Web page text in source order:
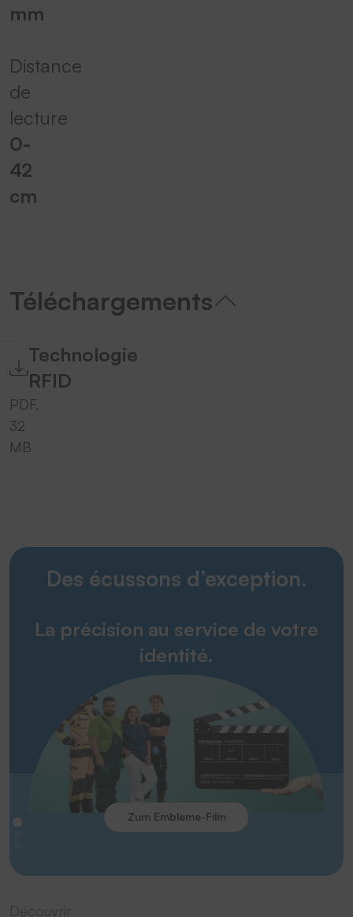
mm
Distance
de
lecture
0-
42
cm
Téléchargements
Technologie
RFID
PDF,
32
MB
Des écussons d’exception.
La précision au service de votre
identité.
Zum Embleme-Film